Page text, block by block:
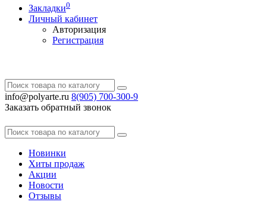
Закладки0
Личный кабинет
Авторизация
Регистрация
info@polyarte.ru 8(905) 700-300-9
Заказать обратный звонок
Новинки
Хиты продаж
Акции
Новости
Отзывы